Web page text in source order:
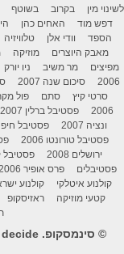
לשינוי מין
בקרוב בשוטף
דפש מוד
האחים כהן
הספד
וודי אלן טלוויזיה
מאבק היוצרים
מוזיקה
מפיצים
מר משיב ניו יורק
2006
סיכום שנה 2007
סרטי קיץ
סתם פול
2006
פסטיבל ברלין 2007
ונציה 2007
פסטיבל חיפה
פסטיבל טורונטו 2006
ירושלים 2008
פסטיבל קאן
פסטיבלים
פרס אופיר 2006
קולנוע איטלקי
קולנוע
קטעי מוזיקה
ראזיסקופ
© סינמסקופ. Say something clever here. Or not. You decide.